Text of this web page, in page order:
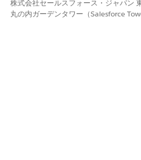
株式会社セールスフォース・ジャパン
丸の内ガーデンタワー（Salesforce